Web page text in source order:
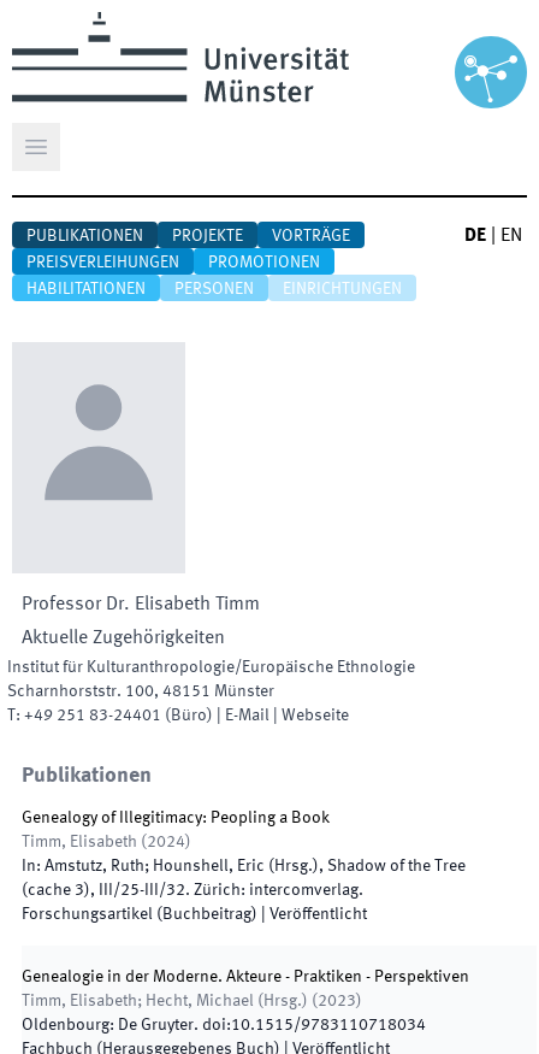
Hauptmenü öffnen
PUBLIKATIONEN PROJEKTE
VORTRÄGE
PREISVERLEIHUNGEN
PROMOTIONEN
HABILITATIONEN
PERSONEN EINRICHTUNGEN
DE EN
Professor Dr. Elisabeth
Timm
Aktuelle Zugehörigkeiten
Institut für Kulturanthropologie/Europäische Ethnologie
Scharnhorststr. 100, 48151 Münster
T: +49 251 83-24401 ( Büro) E-Mail Webseite
Publikationen
Genealogy of Illegitimacy: Peopling a Book
Timm, Elisabeth ( 2024)
In: Amstutz, Ruth; Hounshell, Eric ( Hrsg.), Shadow of the Tree
(cache 3), III/25- III/32. Zürich: intercomverlag.
Forschungsartikel (Buchbeitrag)
Veröffentlicht
Genealogie in der Moderne. Akteure - Praktiken - Perspektiven
Timm, Elisabeth; Hecht, Michael ( Hrsg.) ( 2023)
Oldenbourg: De Gruyter. doi:10.1515/9783110718034
Fachbuch (Herausgegebenes Buch)
Veröffentlicht